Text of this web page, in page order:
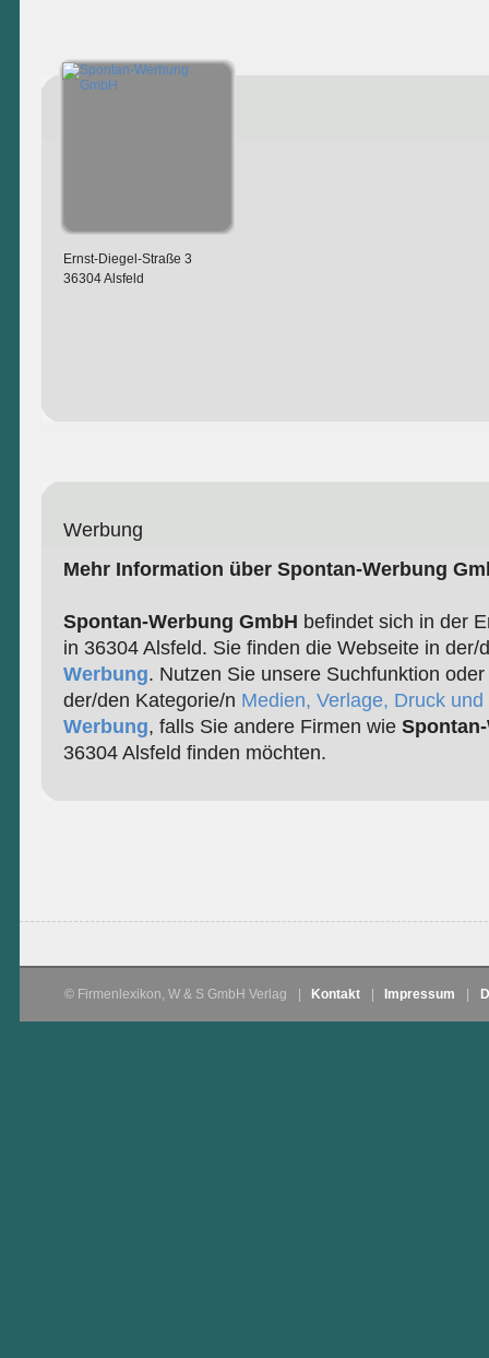
Ernst-Diegel-Straße 3
36304 Alsfeld
Werbung
Mehr Information über Spontan-Werbung
Spontan-Werbung GmbH befindet sich in der
in 36304 Alsfeld. Sie finden die Webseite in der/
Werbung. Nutzen Sie unsere Suchfunktion
der/den Kategorie/n Medien, Verlage, Druck
Werbung, falls Sie andere Firmen wie
36304 Alsfeld finden möchten.
© Firmenlexikon, W & S GmbH Verlag Kontakt Impressum